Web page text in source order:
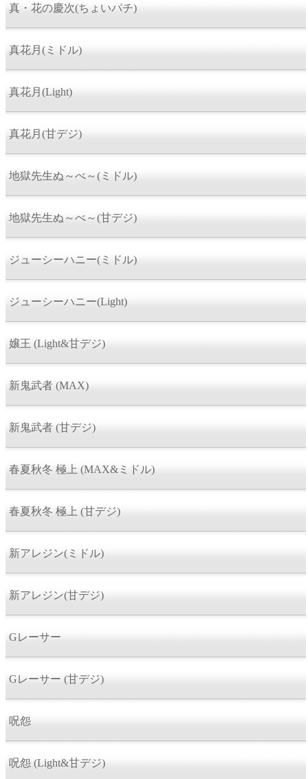
真・花の慶次(ちょいパチ)
真花月(ミドル)
真花月(Light)
真花月(甘デジ)
地獄先生ぬ～べ～(ミドル)
地獄先生ぬ～べ～(甘デジ)
ジューシーハニー(ミドル)
ジューシーハニー(Light)
嬢王 (Light&甘デジ)
新鬼武者 (MAX)
新鬼武者 (甘デジ)
春夏秋冬 極上 (MAX&ミドル)
春夏秋冬 極上 (甘デジ)
新アレジン(ミドル)
新アレジン(甘デジ)
Gレーサー
Gレーサー (甘デジ)
呪怨
呪怨 (Light&甘デジ)